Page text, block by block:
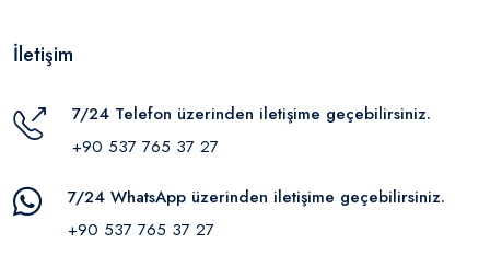
İletişim
7/24 Telefon üzerinden iletişime geçebilirsiniz.
+90 537 765 37 27
7/24 WhatsApp üzerinden iletişime geçebilirsiniz.
+90 537 765 37 27